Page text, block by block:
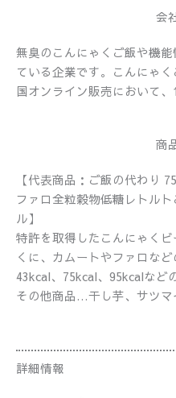
会
無臭のこんにゃくご飯や機
ている企業です。こんにゃ
国オンライン販売において、
商
【代表商品：ご飯の代わり
ファロ全粒穀物低糖レトル
ル】
特許を取得したこんにゃく
くに、カムートやファロな
43kcal、75kcal、95kcalなど
その他商品…干し芋、サツマ
詳細情報